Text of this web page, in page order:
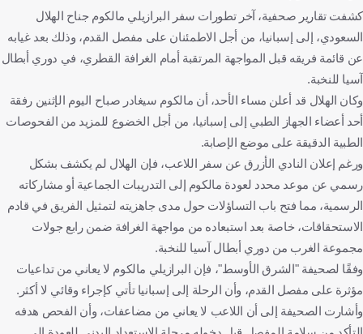
كشفت تقارير صحفية، آخر تطورات سفر البرازيلي مالكوم جناح الهلال
السعودي، إلى إسبانيا، من أجل الاطمئنان على مفصل القدم، وذلك بعد غيابه
عن قائمة فريقه قبل المواجهة المرتقبة أمام الغرافة القطري، في دوري أبطال
آسيا للنخبة.
وكان الهلال قد أعلن مساء الأحد، أن مالكوم سيغادر صباح اليوم الإثنين رفقة
أحد أعضاء الجهاز الطبي إلى إسبانيا، من أجل الخضوع للمزيد من الفحوصات
الطبية الدقيقة على موضع الإصابة.
ورغم إعلان النادي الأزرق عن سفر اللاعب، فإن الهلال لم يكشف بشكل
رسمي عن موعد محدد لعودة مالكوم إلى التدريبات الجماعية أو مشاركاته
الرسمية، مما فتح باب التساؤلات حول مدى جاهزيته لتمثيل الفريق في قادم
الاستحقاقات، خاصة بعد استبعاده من مواجهة الغرافة ضمن رابع جولات
مجموعة الغرب من دوري أبطال آسيا للنخبة.
وفقًا لصحيفة "الشرق الأوسط"، فإن البرازيلي مالكوم لا يعاني من تداعيات
مؤثرة على مفصل القدم، وأن الرحلة إلى إسبانيا تأتي كإجراء وقائي لا أكثر.
وأشارت الصحيفة إلى أن اللاعب لا يعاني من مضاعفات، وأن الفحص هدفه